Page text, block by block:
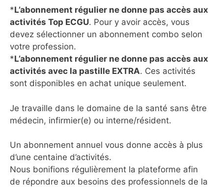
*L’abonnement régulier ne donne pas accès aux
activités Top ECGU. Pour y avoir accès, vous
devez sélectionner un abonnement combo selon
votre profession.
*L’abonnement régulier ne donne pas accès aux
activités avec la pastille EXTRA. Ces activités
sont disponibles en achat unique seulement.
Je travaille dans le domaine de la santé sans être
médecin, infirmier(e) ou interne/résident.
Un abonnement annuel vous donne accès à plus
d’une centaine d’activités.
Nous bonifions régulièrement la plateforme afin
de répondre aux besoins des professionnels de la